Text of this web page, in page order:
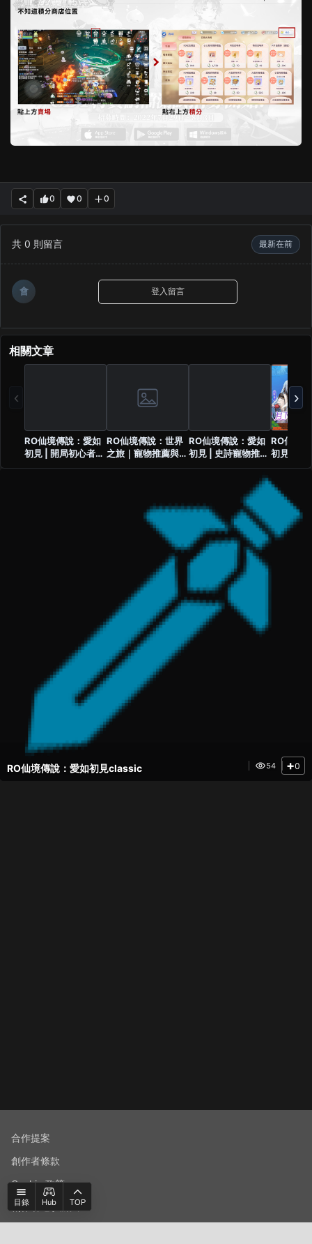
0 0 0
共 0 則留言 最新在前
會 登入留言
相關文章
‹
RO仙境傳說：愛如
初見 | 開局初心者任
務與玩法介紹
RO仙境傳說：世界
之旅｜寵物推薦與全
圖鑑攻略
RO仙境傳說：愛如
初見 | 史詩寵物推薦
全資訊攻略
RO仙境
初見 | 戰
篇 | 10萬
成?
›
目錄 Hub TOP
RO仙境傳說：愛如初見classic 54 +0
合作提案
創作者條款
Cookie 政策
創作者進駐辦法